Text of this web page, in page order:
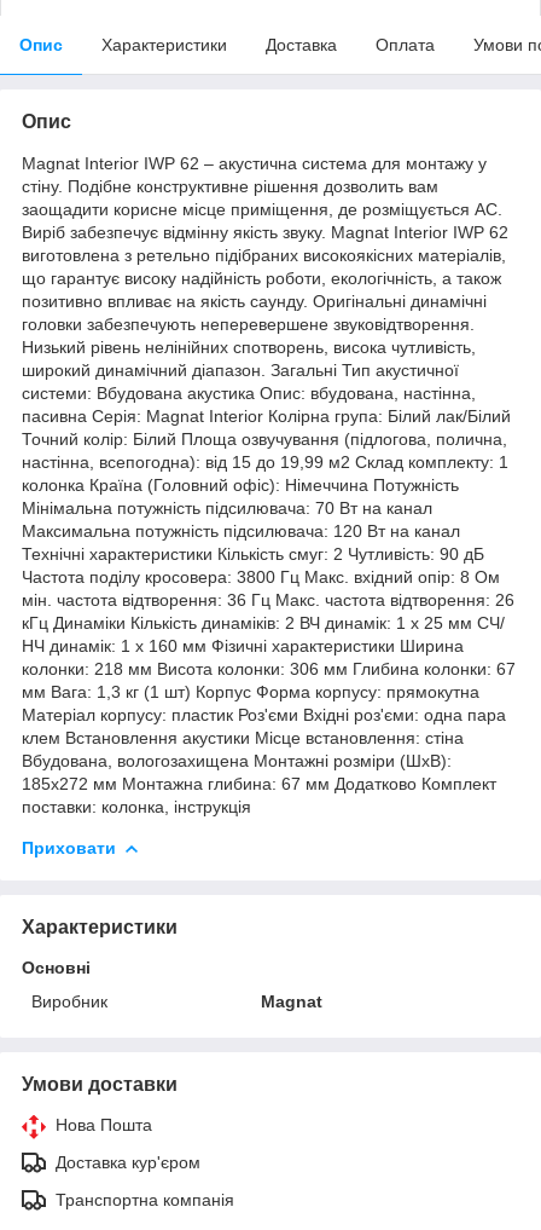
Опис Характеристики Доставка Оплата Умови
Опис
Magnat Interior IWP 62 – акустична система для монтажу у
стіну. Подібне конструктивне рішення дозволить вам
заощадити корисне місце приміщення, де розміщується АС.
Виріб забезпечує відмінну якість звуку. Magnat Interior IWP 62
виготовлена з ретельно підібраних високоякісних матеріалів,
що гарантує високу надійність роботи, екологічність, а також
позитивно впливає на якість саунду. Оригінальні динамічні
головки забезпечують неперевершене звуковідтворення.
Низький рівень нелінійних спотворень, висока чутливість,
широкий динамічний діапазон. Загальні Тип акустичної
системи: Вбудована акустика Опис: вбудована, настінна,
пасивна Серія: Magnat Interior Колірна група: Білий лак/Білий
Точний колір: Білий Площа озвучування (підлогова, полична,
настінна, всепогодна): від 15 до 19,99 м2 Склад комплекту: 1
колонка Країна (Головний офіс): Німеччина Потужність
Мінімальна потужність підсилювача: 70 Вт на канал
Максимальна потужність підсилювача: 120 Вт на канал
Технічні характеристики Кількість смуг: 2 Чутливість: 90 дБ
Частота поділу кросовера: 3800 Гц Макс. вхідний опір: 8 Ом
мін. частота відтворення: 36 Гц Макс. частота відтворення: 26
кГц Динаміки Кількість динаміків: 2 ВЧ динамік: 1 х 25 мм СЧ/
НЧ динамік: 1 х 160 мм Фізичні характеристики Ширина
колонки: 218 мм Висота колонки: 306 мм Глибина колонки: 67
мм Вага: 1,3 кг (1 шт) Корпус Форма корпусу: прямокутна
Матеріал корпусу: пластик Роз'єми Вхідні роз'єми: одна пара
клем Встановлення акустики Місце встановлення: стіна
Вбудована, вологозахищена Монтажні розміри (ШхВ):
185x272 мм Монтажна глибина: 67 мм Додатково Комплект
поставки: колонка, інструкція
Приховати
Характеристики
Основні
Виробник
Magnat
Умови доставки
Нова Пошта
Доставка кур'єром
Транспортна компанія